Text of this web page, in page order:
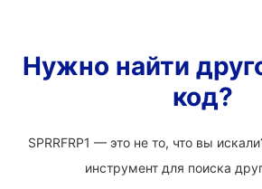
Нужно найти
код?
SPRRFRP1 — это не то, что вы
инструмент для поиска